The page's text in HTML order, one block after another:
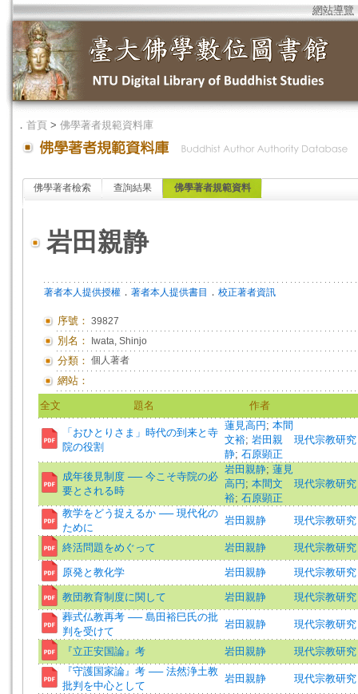
網站導覽
． 首頁 > 佛學著者規範資料庫
佛學著者檢索 查詢結果 佛學著者規範資料
岩田親静
著者本人提供授權 ． 著者本人提供書目 ． 校正著者資訊
序號： 39827
別名： Iwata, Shinjo
分類： 個人著者
網站：
全文 題名 作者
「おひとりさま」時代の到来と寺
院の役割
蓮見高円 ; 本間
文裕; 岩田親
静; 石原顕正
現代宗教研究
成年後見制度 ── 今こそ寺院の必
要とされる時
岩田親静; 蓮見
高円 ; 本間文
裕; 石原顕正
現代宗教研究
教学をどう捉えるか ── 現代化の
ために
岩田親静 現代宗教研究
終活問題をめぐって 岩田親静 現代宗教研究
原発と教化学 岩田親静 現代宗教研究
教団教育制度に関して 岩田親静
現代宗教研究
葬式仏教再考 ── 島田裕巳氏の批
判を受けて
岩田親静 現代宗教研究
『立正安国論』考 岩田親静
現代宗教研究
『守護国家論』考 ── 法然浄土教
批判を中心として
岩田親静
現代宗教研究